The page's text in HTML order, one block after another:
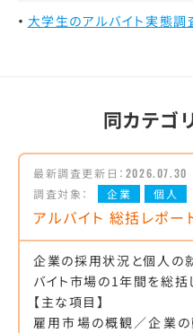
大学生のアルバイト実態調
同カテゴ
最新調査更新日： 2026.07.30
調査対象：
企業 個人
アルバイト 総括レポー
企業の採用状況と個人の
バイト市場の1年間を総括
【主な項目】
雇用市場の概観／企業の